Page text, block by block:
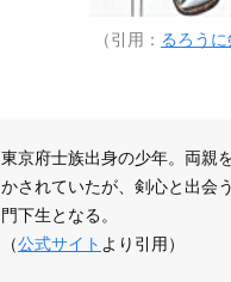
（引用： るろう
東京府士族出身の少年。両親
かされていたが、剣心と出会
門下生となる。
（公式サイト より引用）